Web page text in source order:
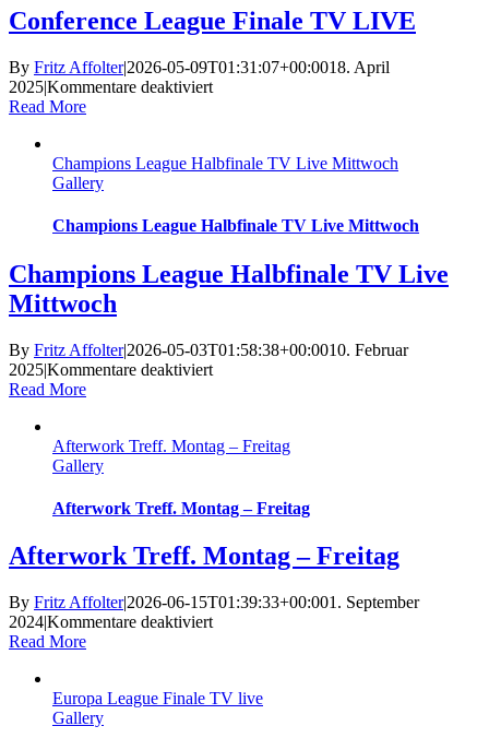
Conference League Finale TV LIVE
By Fritz Affolter|2026-05-09T01:31:07+00:0018. April
2025|Kommentare deaktiviertfür
TV
Read More
Champions League Halbfinale TV Live Mittwoch
Gallery
Champions League Halbfinale TV Live Mittwoch
Champions League Halbfinale TV Live
Mittwoch
By Fritz Affolter|2026-05-03T01:58:38+00:0010. Februar
2025|Kommentare deaktiviertfür
TV
Read More
Afterwork Treff. Montag – Freitag
Gallery
Afterwork Treff. Montag – Freitag
Afterwork Treff. Montag – Freitag
By Fritz Affolter|2026-06-15T01:39:33+00:001. September
2024|Kommentare deaktiviertfür
–
Read More
Europa League Finale TV live
Gallery